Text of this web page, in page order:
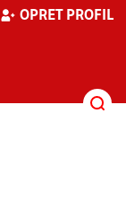
OPRET PROFIL